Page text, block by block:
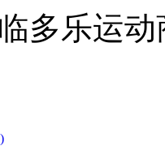
多乐运动
)